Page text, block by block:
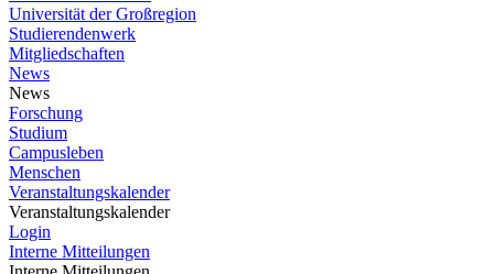
Universität der Großregion
Studierendenwerk
Mitgliedschaften
News
News
Forschung
Studium
Campusleben
Menschen
Veranstaltungskalender
Veranstaltungskalender
Login
Interne Mitteilungen